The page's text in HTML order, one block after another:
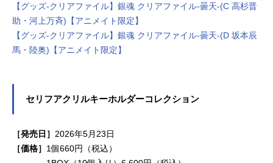
【グッズ-クリアファイル】銀魂 クリアファイル-曇天-(C 高杉晋
助・河上万斉)【アニメイト限定】
【グッズ-クリアファイル】銀魂 クリアファイル-曇天-(D 坂本辰
馬・陸奥)【アニメイト限定】
セリフアクリルキーホルダーコレクション
［発売日］ 2026年5月23日
［価格］ 1個660円（税込）